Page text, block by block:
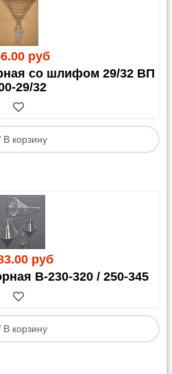
руб
со шлифом 29/32 ВП
29/32
В корзину
руб
В-230-320 / 250-345
В корзину